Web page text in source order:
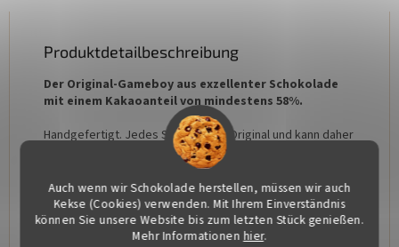
Auch wenn wir Schokolade herstellen, müssen wir auch
Kekse (Cookies) verwenden. Mit Ihrem Einverständnis
können Sie unsere Website bis zum letzten Stück genießen.
Mehr Informationen hier.
Produktdetailbeschreibung
Der Original-Gameboy aus exzellenter Schokolade
mit einem Kakaoanteil von mindestens 58%.
Handgefertigt. Jedes Stück ist ein Original und kann daher
in Farbe und Gewicht leicht variieren.
Zutaten: Kakao min. 58 %, Kakaobutter, Zucker, Emulgator:
Sojalecithin, natürliche Vanille
Allergene: Sojalecithin